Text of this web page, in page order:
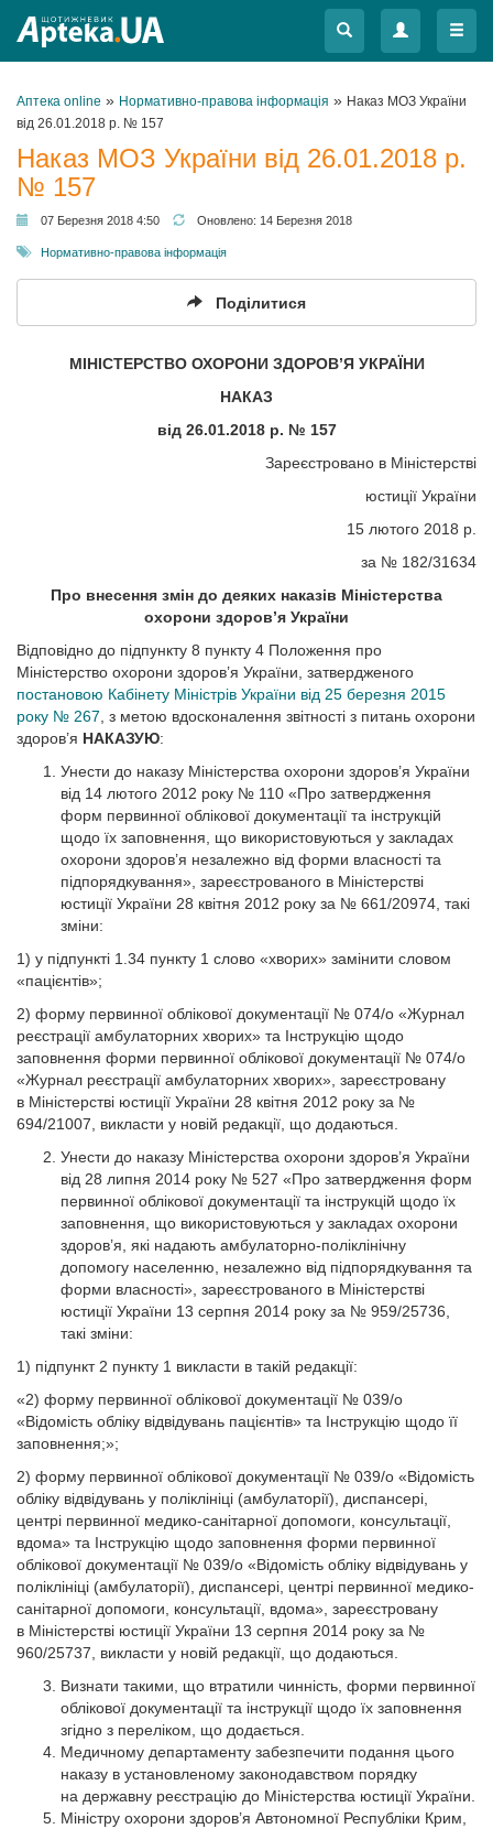
Меню
Меню
Аптека online » Нормативно-правова інформація » Наказ МОЗ України
від 26.01.2018 р. № 157
Наказ МОЗ України від 26.01.2018 р.
№ 157
07 Березня 2018 4:50 Оновлено: 14 Березня 2018
Нормативно-правова інформація
Поділитися
МІНІСТЕРСТВО ОХОРОНИ ЗДОРОВ’Я УКРАЇНИ
НАКАЗ
від 26.01.2018 р. № 157
Зареєстровано в Міністерстві
юстиції України
15 лютого 2018 р.
за № 182/31634
Про внесення змін до деяких наказів Міністерства
охорони здоров’я України
Відповідно до підпункту 8 пункту 4 Положення про
Міністерство охорони здоров’я України, затвердженого
постановою Кабінету Міністрів України від 25 березня 2015
року № 267 , з метою вдосконалення звітності з питань охорони
здоров’я НАКАЗУЮ:
Унести до наказу Міністерства охорони здоров’я України
від 14 лютого 2012 року № 110 «Про затвердження
форм первинної облікової документації та інструкцій
щодо їх заповнення, що використовуються у закладах
охорони здоров’я незалежно від форми власності та
підпорядкування», зареєстрованого в Міністерстві
юстиції України 28 квітня 2012 року за № 661/20974, такі
зміни:
1) у підпункті 1.34 пункту 1 слово «хворих» замінити словом
«пацієнтів»;
2) форму первинної облікової документації № 074/о «Журнал
реєстрації амбулаторних хворих» та Інструкцію щодо
заповнення форми первинної облікової документації № 074/о
«Журнал реєстрації амбулаторних хворих», зареєстровану
в Міністерстві юстиції України 28 квітня 2012 року за №
694/21007, викласти у новій редакції, що додаються.
Унести до наказу Міністерства охорони здоров’я України
від 28 липня 2014 року № 527 «Про затвердження форм
первинної облікової документації та інструкцій щодо їх
заповнення, що використовуються у закладах охорони
здоров’я, які надають амбулаторно-поліклінічну
допомогу населенню, незалежно від підпорядкування та
форми власності», зареєстрованого в Міністерстві
юстиції України 13 серпня 2014 року за № 959/25736,
такі зміни:
1) підпункт 2 пункту 1 викласти в такій редакції:
«2) форму первинної облікової документації № 039/о
«Відомість обліку відвідувань пацієнтів» та Інструкцію щодо її
заповнення;»;
2) форму первинної облікової документації № 039/о «Відомість
обліку відвідувань у поліклініці (амбулаторії), диспансері,
центрі первинної медико-санітарної допомоги, консультації,
вдома» та Інструкцію щодо заповнення форми первинної
облікової документації № 039/о «Відомість обліку відвідувань у
поліклініці (амбулаторії), диспансері, центрі первинної медико-
санітарної допомоги, консультації, вдома», зареєстровану
в Міністерстві юстиції України 13 серпня 2014 року за №
960/25737, викласти у новій редакції, що додаються.
Визнати такими, що втратили чинність, форми первинної
облікової документації та інструкції щодо їх заповнення
згідно з переліком, що додається.
Медичному департаменту забезпечити подання цього
наказу в установленому законодавством порядку
на державну реєстрацію до Міністерства юстиції України.
Міністру охорони здоров’я Автономної Республіки Крим,